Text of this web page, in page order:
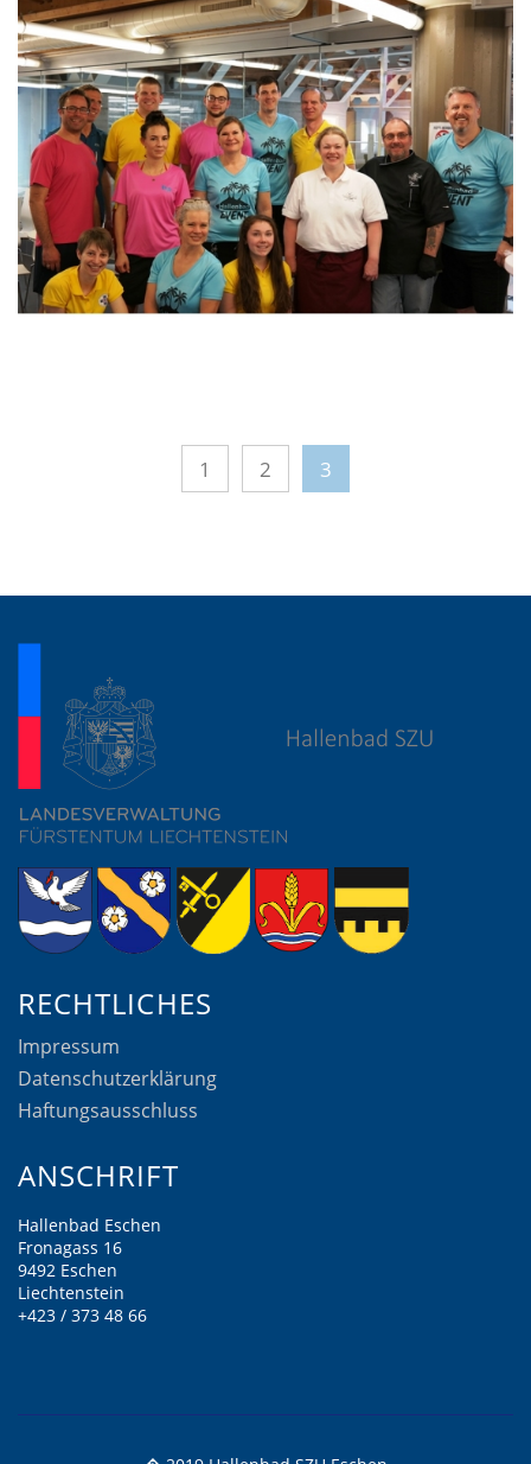
1 2 3
RECHTLICHES
Impressum
Datenschutzerklärung
Haftungsausschluss
ANSCHRIFT
Hallenbad Eschen
Fronagass 16
9492 Eschen
Liechtenstein
+423 / 373 48 66